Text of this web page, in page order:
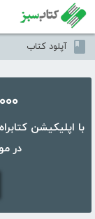
آپلود کتاب
۵۰،۰۰۰
در